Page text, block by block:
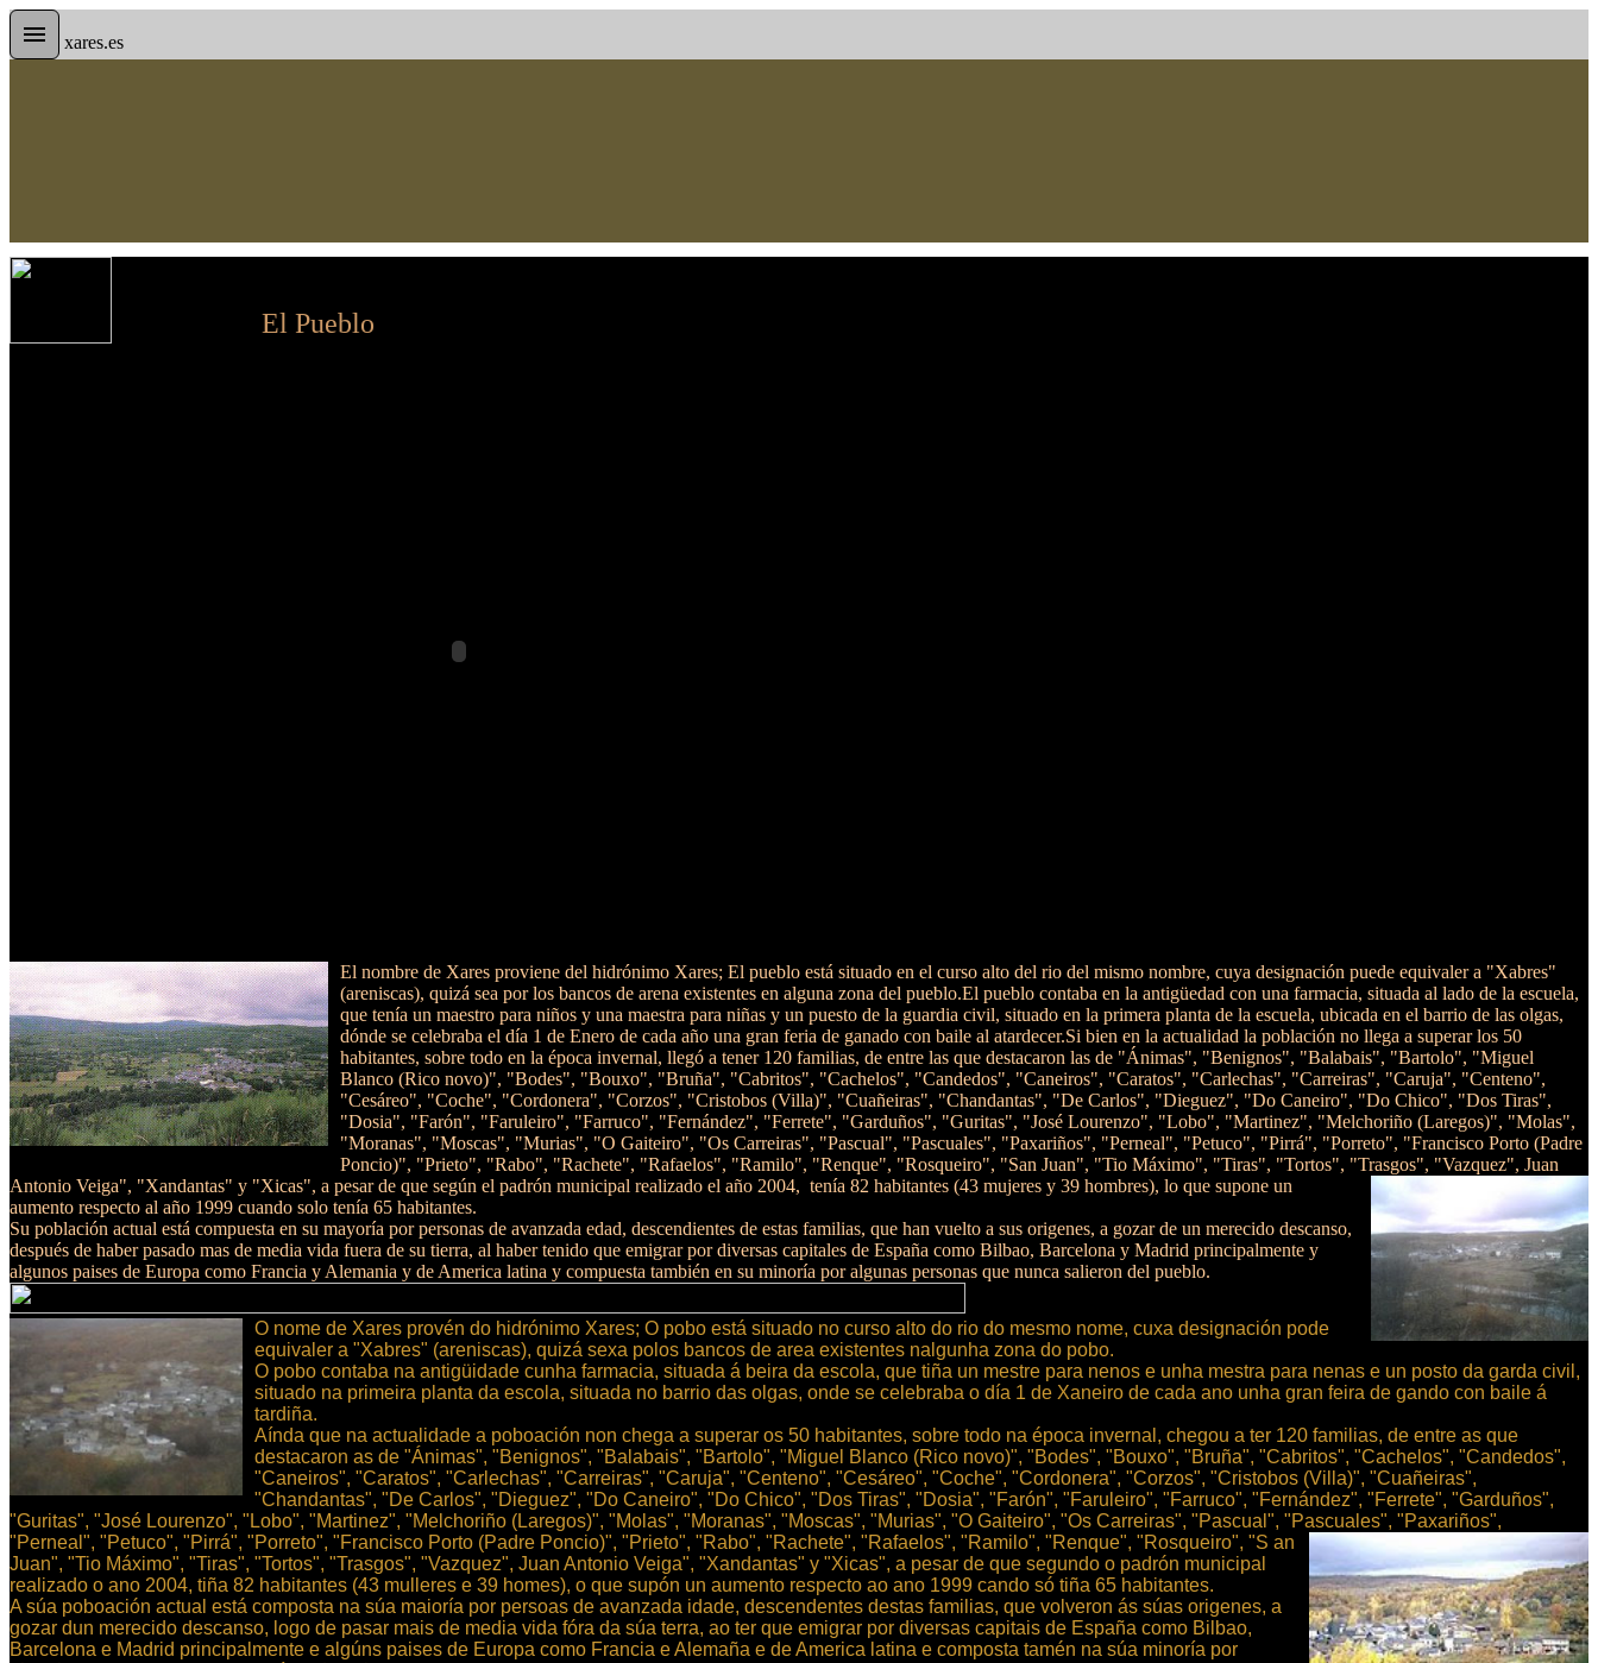
xares.es
El nombre de Xares proviene del hidrónimo Xares; El pueblo está situado en el curso alto del rio del mismo nombre, cuya designación puede equivaler a "Xabres"
(areniscas), quizá sea por los bancos de arena existentes en alguna zona del pueblo.El pueblo contaba en la antigüedad con una farmacia, situada al lado de la escuela,
que tenía un maestro para niños y una maestra para niñas y un puesto de la guardia civil, situado en la primera planta de la escuela, ubicada en el barrio de las olgas,
dónde se celebraba el día 1 de Enero de cada año una gran feria de ganado con baile al atardecer.Si bien en la actualidad la población no llega a superar los 50
habitantes, sobre todo en la época invernal, llegó a tener 120 familias, de entre las que destacaron las de "Ánimas", "Benignos", "Balabais", "Bartolo", "Miguel
Blanco (Rico novo)", "Bodes", "Bouxo", "Bruña", "Cabritos", "Cachelos", "Candedos", "Caneiros", "Caratos", "Carlechas", "Carreiras", "Caruja", "Centeno",
"Cesáreo", "Coche", "Cordonera", "Corzos", "Cristobos (Villa)", "Cuañeiras", "Chandantas", "De Carlos", "Dieguez", "Do Caneiro", "Do Chico", "Dos Tiras",
"Dosia", "Farón", "Faruleiro", "Farruco", "Fernández", "Ferrete", "Garduños", "Guritas", "José Lourenzo", "Lobo", "Martinez", "Melchoriño (Laregos)", "Molas",
"Moranas", "Moscas", "Murias", "O Gaiteiro", "Os Carreiras", "Pascual", "Pascuales", "Paxariños", "Perneal", "Petuco", "Pirrá", "Porreto", "Francisco Porto (Padre
Poncio)", "Prieto", "Rabo", "Rachete", "Rafaelos", "Ramilo", "Renque", "Rosqueiro", "San Juan", "Tio Máximo", "Tiras", "Tortos", "Trasgos", "Vazquez", Juan
Antonio Veiga", "Xandantas" y "Xicas", a pesar de que según el padrón municipal realizado el año 2004, tenía 82 habitantes (43 mujeres y 39 hombres), lo que supone un
aumento respecto al año 1999 cuando solo tenía 65 habitantes.
Su población actual está compuesta en su mayoría por personas de avanzada edad, descendientes de estas familias, que han vuelto a sus origenes, a gozar de un merecido descanso,
después de haber pasado mas de media vida fuera de su tierra, al haber tenido que emigrar por diversas capitales de España como Bilbao, Barcelona y Madrid principalmente y
algunos paises de Europa como Francia y Alemania y de America latina y compuesta también en su minoría por algunas personas que nunca salieron del pueblo.
O nome de Xares provén do hidrónimo Xares; O pobo está situado no curso alto do rio do mesmo nome, cuxa designación pode
equivaler a "Xabres" (areniscas), quizá sexa polos bancos de area existentes nalgunha zona do pobo.
O pobo contaba na antigüidade cunha farmacia, situada á beira da escola, que tiña un mestre para nenos e unha mestra para nenas e un posto da garda civil,
situado na primeira planta da escola, situada no barrio das olgas, onde se celebraba o día 1 de Xaneiro de cada ano unha gran feira de gando con baile á
tardiña.
Aínda que na actualidade a poboación non chega a superar os 50 habitantes, sobre todo na época invernal, chegou a ter 120 familias, de entre as que
destacaron as de "Ánimas", "Benignos", "Balabais", "Bartolo", "Miguel Blanco (Rico novo)", "Bodes", "Bouxo", "Bruña", "Cabritos", "Cachelos", "Candedos",
"Caneiros", "Caratos", "Carlechas", "Carreiras", "Caruja", "Centeno", "Cesáreo", "Coche", "Cordonera", "Corzos", "Cristobos (Villa)", "Cuañeiras",
"Chandantas", "De Carlos", "Dieguez", "Do Caneiro", "Do Chico", "Dos Tiras", "Dosia", "Farón", "Faruleiro", "Farruco", "Fernández", "Ferrete", "Garduños",
"Guritas", "José Lourenzo", "Lobo", "Martinez", "Melchoriño (Laregos)", "Molas", "Moranas", "Moscas", "Murias", "O Gaiteiro", "Os Carreiras", "Pascual", "Pascuales", "Paxariños",
"Perneal", "Petuco", "Pirrá", "Porreto", "Francisco Porto (Padre Poncio)", "Prieto", "Rabo", "Rachete", "Rafaelos", "Ramilo", "Renque", "Rosqueiro", "S an
Juan", "Tio Máximo", "Tiras", "Tortos", "Trasgos", "Vazquez", Juan Antonio Veiga", "Xandantas" y "Xicas", a pesar de que segundo o padrón municipal
realizado o ano 2004, tiña 82 habitantes (43 mulleres e 39 homes), o que supón un aumento respecto ao ano 1999 cando só tiña 65 habitantes.
A súa poboación actual está composta na súa maioría por persoas de avanzada idade, descendentes destas familias, que volveron ás súas origenes, a
gozar dun merecido descanso, logo de pasar mais de media vida fóra da súa terra, ao ter que emigrar por diversas capitais de España como Bilbao,
Barcelona e Madrid principalmente e algúns paises de Europa como Francia e Alemaña e de America latina e composta tamén na súa minoría por